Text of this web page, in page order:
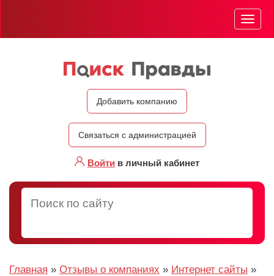
Добавить компанию
Связаться с администрацией
Войти в личный кабинет
Меню
Главная » Отзывы о компаниях » Интернет сайты »